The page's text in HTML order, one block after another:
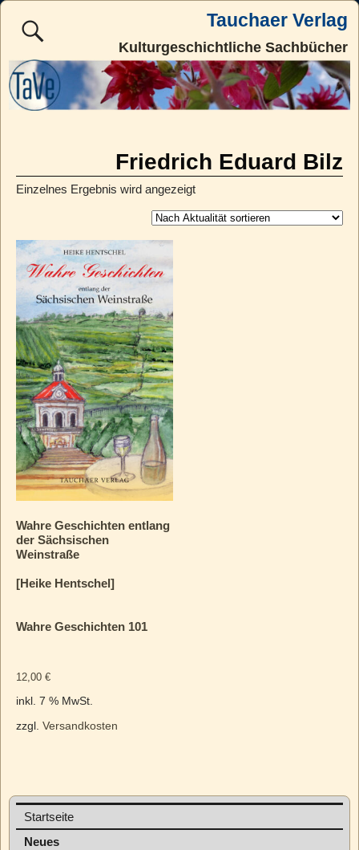
Tauchaer Verlag
Kulturgeschichtliche Sachbücher
Friedrich Eduard Bilz
Einzelnes Ergebnis wird angezeigt
Wahre Geschichten entlang
der Sächsischen
Weinstraße
[Heike Hentschel]
Wahre Geschichten 101
12,00 €
inkl. 7 % MwSt.
zzgl. Versandkosten
Startseite
Neues